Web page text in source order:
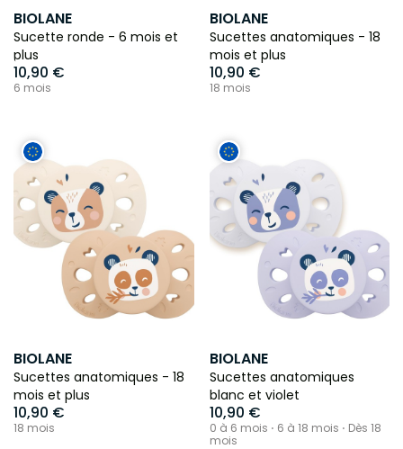
BIOLANE
Sucette ronde - 6 mois et
plus
10,90 €
6 mois
BIOLANE
Sucettes anatomiques - 18
mois et plus
10,90 €
18 mois
BIOLANE
Sucettes anatomiques - 18
mois et plus
10,90 €
18 mois
BIOLANE
Sucettes anatomiques
blanc et violet
10,90 €
0 à 6 mois ⋅ 6 à 18 mois ⋅ Dès 18
mois